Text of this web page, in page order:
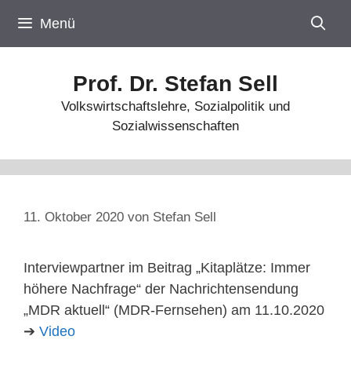
Inhalt
springen
Menü
Prof. Dr. Stefan Sell
Volkswirtschaftslehre, Sozialpolitik und
Sozialwissenschaften
11. Oktober 2020 von Stefan Sell
Interviewpartner im Beitrag „Kitaplätze: Immer
höhere Nachfrage“ der Nachrichtensendung
„MDR aktuell“ (MDR-Fernsehen) am 11.10.2020
➔ Video